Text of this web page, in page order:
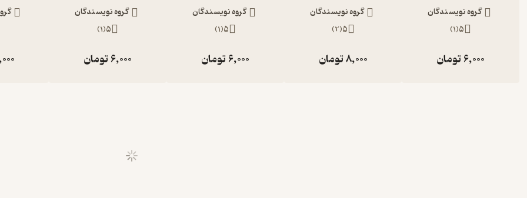
گروه نویسندگان
5
(
1
)
6,000تومان
گروه نویسندگان
5
(
2
)
8,000تومان
گروه نویسندگان
5
(
1
)
6,000تومان
گروه نویسندگان
5
(
1
)
6,000تومان